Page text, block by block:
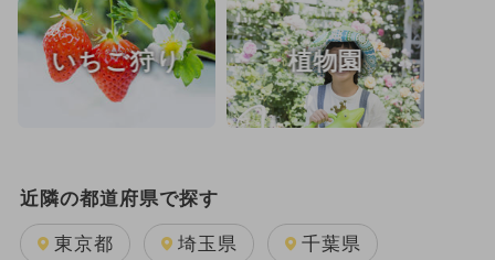
厳選お出かけまとめ
いちご狩り 植物園
近隣の都道府県で探す
東京都 埼玉県 千葉県